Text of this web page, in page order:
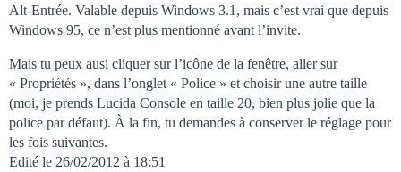
Alt-Entrée. Valable depuis Windows 3.1, mais c’est vrai que depuis
Windows 95, ce n’est plus mentionné avant l’invite.
Mais tu peux ausi cliquer sur l’icône de la fenêtre, aller sur
« Propriétés », dans l’onglet « Police » et choisir une autre taille
(moi, je prends Lucida Console en taille 20, bien plus jolie que la
police par défaut). À la fin, tu demandes à conserver le réglage pour
les fois suivantes.
Edité le 26/02/2012 à 18:51